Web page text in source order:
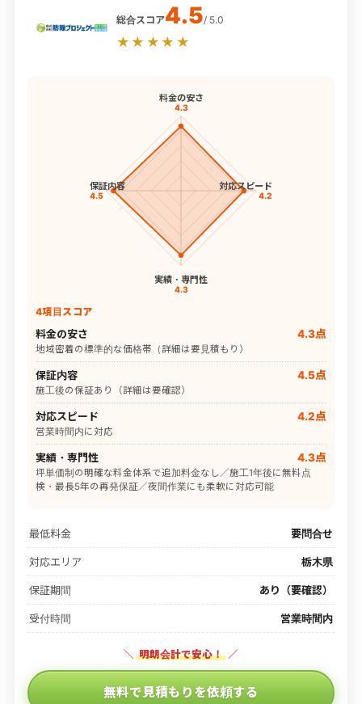
総合スコア4.5/ 5.0
★★★★★
料金の安さ
4.3
対応スピード
4.2
実績・専門性
4.3
保証内容
4.5
4項目スコア
料金の安さ 4.3点
地域密着の標準的な価格帯（詳細は要見積もり）
保証内容 4.5点
施工後の保証あり（詳細は要確認）
対応スピード 4.2点
営業時間内に対応
実績・専門性 4.3点
坪単価制の明確な料金体系で追加料金なし／施工1年後に無料点
検・最長5年の再発保証／夜間作業にも柔軟に対応可能
最低料金 要問合せ
対応エリア 栃木県
保証期間 あり（要確認）
受付時間 営業時間内
＼ 明朗会計で安心！ ／
無料で見積もりを依頼する